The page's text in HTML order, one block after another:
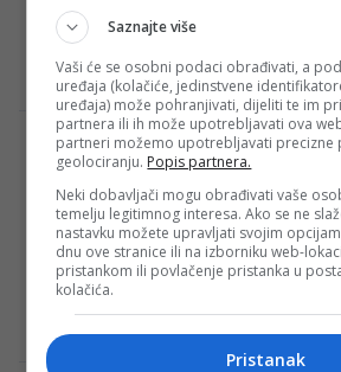
jedinstvenim
Redakcija Sop·05/01/2024
Zvanično – Zrinjski
novog trenera!
HŠK Zrinjski Mostar
potvrditi imenovanje
šefom stručnog stožera
Saznajte više
Vaši će se osobni podaci obrađivati, a
uređaja (kolačiće, jedinstvene
uređaja) može pohranjivati, dijeliti te im
partnera ili ih može upotrebljavati ova
partneri možemo upotrebljavati precizne
geolociranju. Popis partnera.
Neki dobavljači mogu obrađivati vaše
temelju legitimnog interesa. Ako se ne
nastavku možete upravljati svojim
dnu ove stranice ili na izborniku web-
pristankom ili povlačenje pristanka u
kolačića.
Pristanak